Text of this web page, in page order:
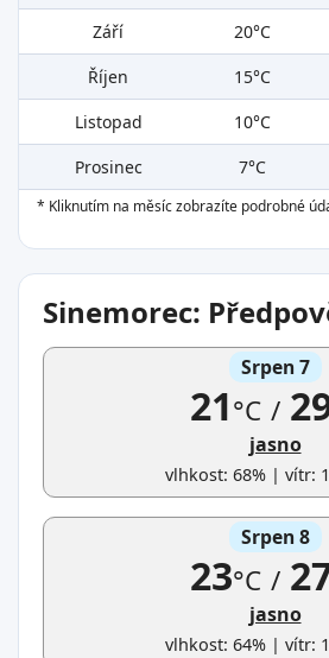
Září
20°C
Říjen
15°C
Listopad
10°C
Prosinec
7°C
* Kliknutím na měsíc zobrazíte podrobné
Sinemorec:
Srpen 7
21°C /
jasno
vlhkost: 68% | vítr:
Srpen 8
23°C /
jasno
vlhkost: 64% | vítr: